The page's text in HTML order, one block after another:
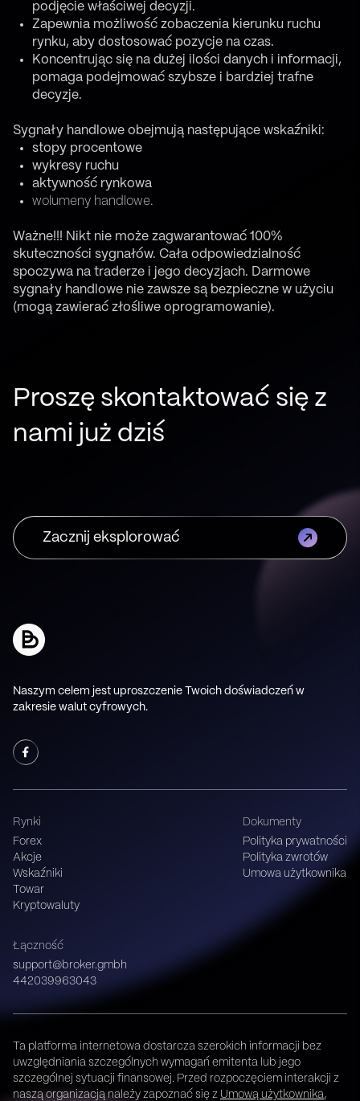
podjęcie właściwej decyzji.
Zapewnia możliwość zobaczenia kierunku ruchu
rynku, aby dostosować pozycje na czas.
Koncentrując się na dużej ilości danych i informacji,
pomaga podejmować szybsze i bardziej trafne
decyzje.
Sygnały handlowe obejmują następujące wskaźniki:
stopy procentowe
wykresy ruchu
aktywność rynkowa
wolumeny handlowe.
Ważne!!! Nikt nie może zagwarantować 100%
skuteczności sygnałów. Cała odpowiedzialność
spoczywa na traderze i jego decyzjach. Darmowe
sygnały handlowe nie zawsze są bezpieczne w użyciu
(mogą zawierać złośliwe oprogramowanie).
Proszę skontaktować się z
nami już dziś
Zacznij eksplorować
Naszym celem jest uproszczenie Twoich doświadczeń w
zakresie walut cyfrowych.
Rynki
Forex
Akcje
Wskaźniki
Towar
Kryptowaluty
Dokumenty
Polityka prywatności
Polityka zwrotów
Umowa użytkownika
Łączność
support@broker.gmbh
442039963043
Ta platforma internetowa dostarcza szerokich informacji bez
uwzględniania szczególnych wymagań emitenta lub jego
szczególnej sytuacji finansowej. Przed rozpoczęciem interakcji z
naszą organizacją należy zapoznać się z Umową użytkownika,